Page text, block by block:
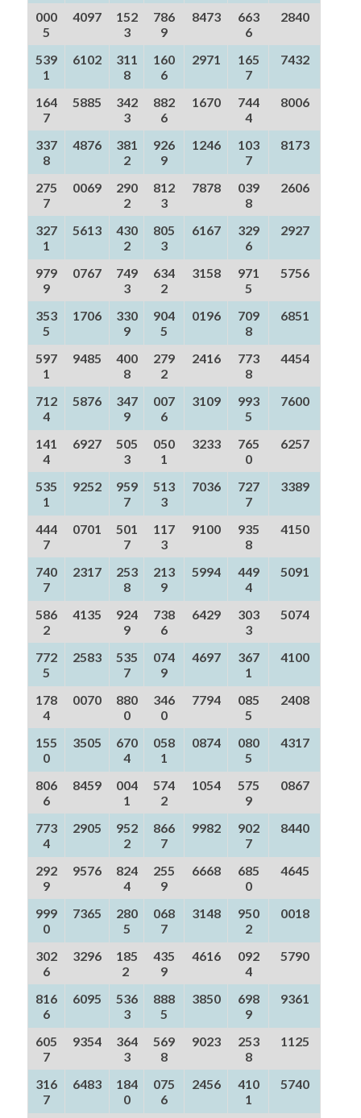
000
5
4097
152
3
786
9
8473
663
6
2840
539
1
6102
311
8
160
6
2971
165
7
7432
164
7
5885
342
3
882
6
1670
744
4
8006
337
8
4876
381
2
926
9
1246
103
7
8173
275
7
0069
290
2
812
3
7878
039
8
2606
327
1
5613
430
2
805
3
6167
329
6
2927
979
9
0767
749
3
634
2
3158
971
5
5756
353
5
1706
330
9
904
5
0196
709
8
6851
597
1
9485
400
8
279
2
2416
773
8
4454
712
4
5876
347
9
007
6
3109
993
5
7600
141
4
6927
505
3
050
1
3233
765
0
6257
535
1
9252
959
7
513
3
7036
727
7
3389
444
7
0701
501
7
117
3
9100
935
8
4150
740
7
2317
253
8
213
9
5994
449
4
5091
586
2
4135
924
9
738
6
6429
303
3
5074
772
5
2583
535
7
074
9
4697
367
1
4100
178
4
0070
880
0
346
0
7794
085
5
2408
155
0
3505
670
4
058
1
0874
080
5
4317
806
6
8459
004
1
574
2
1054
575
9
0867
773
4
2905
952
2
866
7
9982
902
7
8440
292
9
9576
824
4
255
9
6668
685
0
4645
999
0
7365
280
5
068
7
3148
950
2
0018
302
6
3296
185
2
435
9
4616
092
4
5790
816
6
6095
536
3
888
5
3850
698
9
9361
605
7
9354
364
3
569
8
9023
253
8
1125
316
7
6483
184
0
075
6
2456
410
1
5740